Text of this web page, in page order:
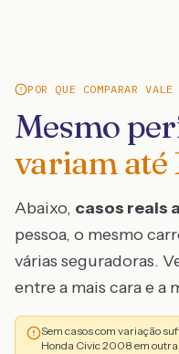
POR QUE COMPARAR
Mesmo
variam até
Abaixo, casos reais
pessoa, o mesmo
várias seguradoras.
entre a mais cara e a
Sem casos com variação
Honda Civic 2008 em